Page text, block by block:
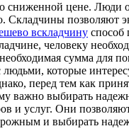
сниженной цене. Люди
позволяют
вскладчину способ
человеку
сумма для
людьми, которые
перед тем как
важно выбирать
и услуг. Они
и выбирать